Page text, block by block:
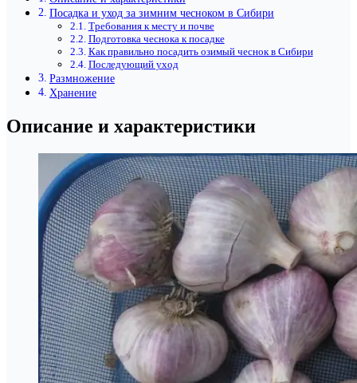
Посадка и уход за зимним чесноком в Сибири
Требования к месту и почве
Подготовка чеснока к посадке
Как правильно посадить озимый чеснок в Сибири
Последующий уход
Размножение
Хранение
Описание и характеристики